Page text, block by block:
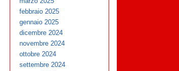
febbraio 2025
gennaio 2025
dicembre 2024
novembre 2024
ottobre 2024
settembre 2024